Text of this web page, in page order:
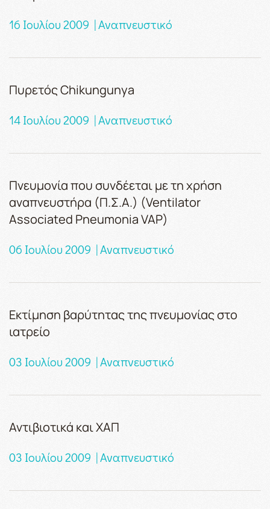
16 Ιουλίου 2009 | Αναπνευστικό
Πυρετός Chikungunya
14 Ιουλίου 2009 | Αναπνευστικό
Πνευμονία που συνδέεται με τη χρήση
αναπνευστήρα (Π.Σ.Α.) (Ventilator
Associated Pneumonia VAP)
06 Ιουλίου 2009 | Αναπνευστικό
Εκτίμηση βαρύτητας της πνευμονίας στο
ιατρείο
03 Ιουλίου 2009 | Αναπνευστικό
Αντιβιοτικά και ΧΑΠ
03 Ιουλίου 2009 | Αναπνευστικό